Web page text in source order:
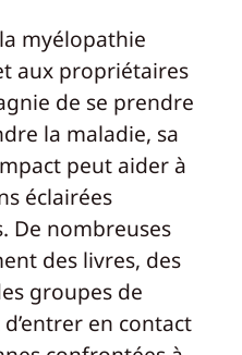
myélopathie
aux propriétaires
de se prendre
la maladie, sa
peut aider à
éclairées
De nombreuses
des livres, des
groupes de
en contact